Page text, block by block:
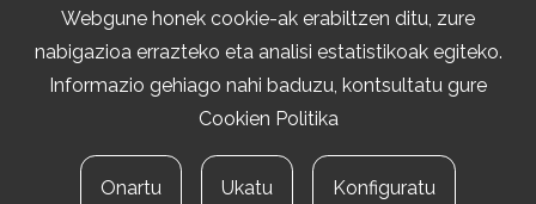
+34 747 414 355
ikusiker@ehu.eus
Pribatutasun Politika
Cookie politika
Webgune honek cookie-ak erabiltzen ditu, zure
nabigazioa errazteko eta analisi estatistikoak egiteko.
Informazio gehiago nahi baduzu, kontsultatu gure
Cookien Politika
Onartu Ukatu Konfiguratu